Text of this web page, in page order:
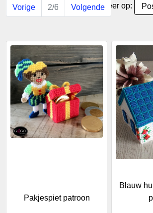
Sorteer op:
Vorige 2/6 Volgende
Pakjespiet patroon
Blauw